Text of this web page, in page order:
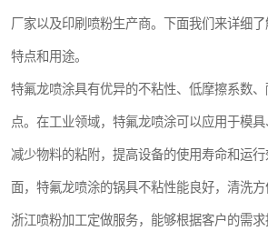
厂家以及印刷喷粉生产商。下面我们来详细
特点和用途。
特氟龙喷涂具有优异的不粘性、低摩擦系数
点。在工业领域，特氟龙喷涂可以应用于模具
减少物料的粘附，提高设备的使用寿命和运
面，特氟龙喷涂的锅具不粘性能良好，清洗方
浙江喷粉加工定做服务，能够根据客户的需